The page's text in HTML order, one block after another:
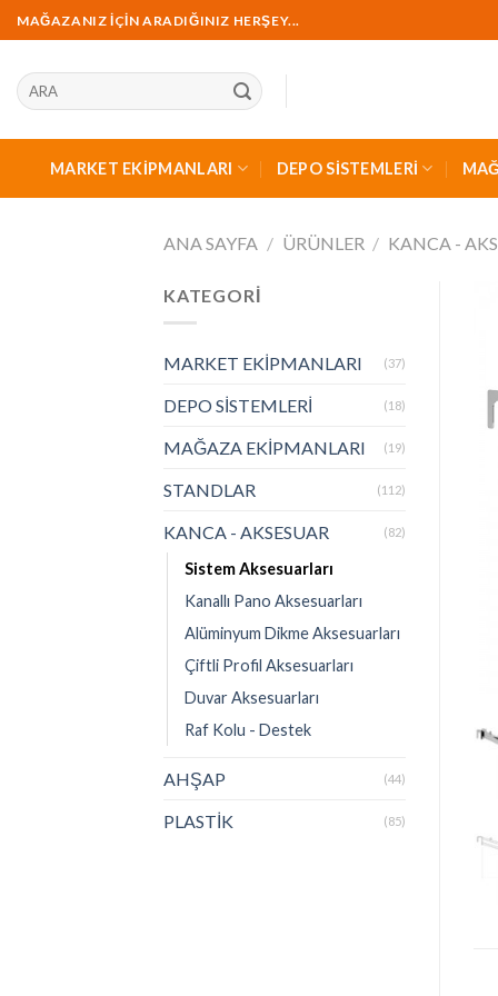
İçeriğe
geç
MAĞAZANIZ İÇİN ARADIĞINIZ HERŞEY...
Ara:
MARKET EKİPMANLARI DEPO SİSTEMLERİ
ANA SAYFA / ÜRÜNLER / KANCA -
KATEGORİ
MARKET EKİPMANLARI (37)
DEPO SİSTEMLERİ (18)
MAĞAZA EKİPMANLARI (19)
STANDLAR (112)
KANCA - AKSESUAR (82)
Sistem Aksesuarları
Kanallı Pano Aksesuarları
Alüminyum Dikme Aksesuarları
Çiftli Profil Aksesuarları
Duvar Aksesuarları
Raf Kolu - Destek
AHŞAP (44)
PLASTİK (85)